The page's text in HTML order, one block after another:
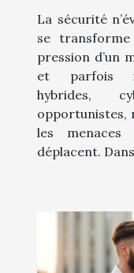
La sécurité
se
pression d’un
et parfois
hybrides,
opportunistes,
les
déplacent.